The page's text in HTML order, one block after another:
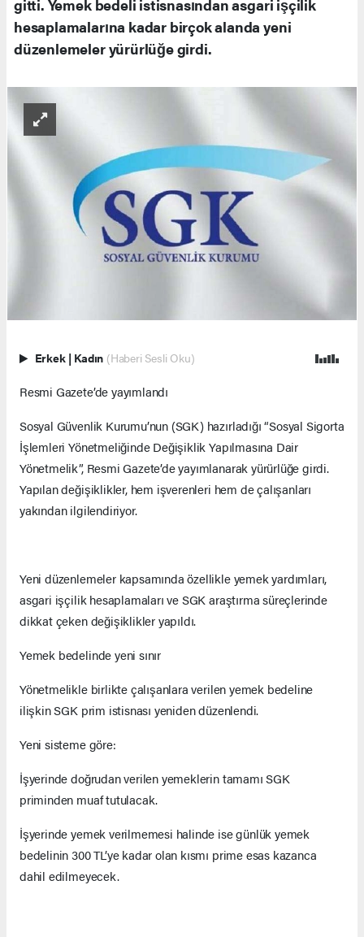
gitti. Yemek bedeli istisnasından asgari işçilik
hesaplamalarına kadar birçok alanda yeni
düzenlemeler yürürlüğe girdi.
Erkek | Kadın (Haberi Sesli Oku)
Resmi Gazete’de yayımlandı
Sosyal Güvenlik Kurumu’nun (SGK) hazırladığı “Sosyal Sigorta
İşlemleri Yönetmeliğinde Değişiklik Yapılmasına Dair
Yönetmelik”, Resmi Gazete’de yayımlanarak yürürlüğe girdi.
Yapılan değişiklikler, hem işverenleri hem de çalışanları
yakından ilgilendiriyor.
Yeni düzenlemeler kapsamında özellikle yemek yardımları,
asgari işçilik hesaplamaları ve SGK araştırma süreçlerinde
dikkat çeken değişiklikler yapıldı.
Yemek bedelinde yeni sınır
Yönetmelikle birlikte çalışanlara verilen yemek bedeline
ilişkin SGK prim istisnası yeniden düzenlendi.
Yeni sisteme göre:
İşyerinde doğrudan verilen yemeklerin tamamı SGK
priminden muaf tutulacak.
İşyerinde yemek verilmemesi halinde ise günlük yemek
bedelinin 300 TL’ye kadar olan kısmı prime esas kazanca
dahil edilmeyecek.